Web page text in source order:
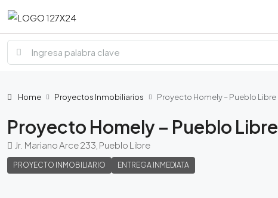
Home Proyectos Inmobiliarios Proyecto Homely – Pueblo Libre
Proyecto Homely – Pueblo Libre
Jr. Mariano Arce 233, Pueblo Libre
PROYECTO INMOBILIARIO ENTREGA INMEDIATA